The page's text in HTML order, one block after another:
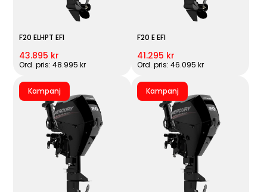
F20 ELHPT EFI
43.895 kr
Ord. pris: 48.995 kr
F20 E EFI
41.295 kr
Ord. pris: 46.095 kr
Kampanj Kampanj